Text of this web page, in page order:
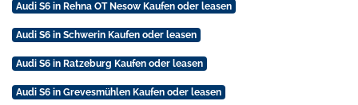
Audi S6 in Rehna OT Nesow Kaufen oder leasen
Audi S6 in Schwerin Kaufen oder leasen
Audi S6 in Ratzeburg Kaufen oder leasen
Audi S6 in Grevesmühlen Kaufen oder leasen